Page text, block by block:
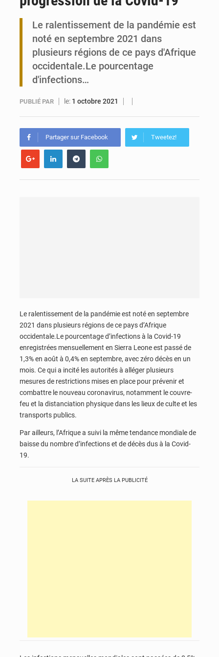
Travail domestique non rémunéré : à Saly, l’Afrique veut en mesurer la valeur
Le ralentissement de la pandémie est
noté en septembre 2021 dans
plusieurs régions de ce pays d'Afrique
occidentale.Le pourcentage
d'infections…
PUBLIÉ PAR le: 1 octobre 2021
Partager sur Facebook Tweetez!
Le ralentissement de la pandémie est noté en septembre
2021 dans plusieurs régions de ce pays d’Afrique
occidentale.Le pourcentage d’infections à la Covid-19
enregistrées mensuellement en Sierra Leone est passé de
1,3% en août à 0,4% en septembre, avec zéro décès en un
mois. Ce qui a incité les autorités à alléger plusieurs
mesures de restrictions mises en place pour prévenir et
combattre le nouveau coronavirus, notamment le couvre-
feu et la distanciation physique dans les lieux de culte et les
transports publics.
Par ailleurs, l’Afrique a suivi la même tendance mondiale de
baisse du nombre d’infections et de décès dus à la Covid-
19.
LA SUITE APRÈS LA PUBLICITÉ